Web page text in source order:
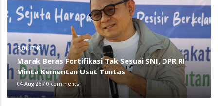
POLITIK
Marak Beras Fortifikasi Tak Sesuai SNI, DPR RI
Minta Kementan Usut Tuntas
04 Aug 26 / 0 comments